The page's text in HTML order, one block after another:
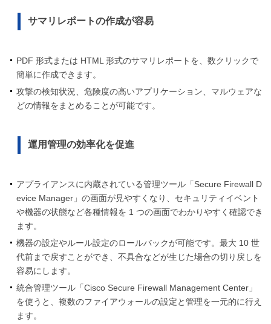
サマリレポートの作成が容易
PDF 形式または HTML 形式のサマリレポートを、数クリックで
簡単に作成できます。
攻撃の検知状況、危険度の高いアプリケーション、マルウェアな
どの情報をまとめることが可能です。
運用管理の効率化を促進
アプライアンスに内蔵されている管理ツール「Secure Firewall D
evice Manager」の画面が見やすくなり、セキュリティイベント
や機器の状態など各種情報を 1 つの画面でわかりやすく確認でき
ます。
機器の設定やルール設定のロールバックが可能です。最大 10 世
代前まで戻すことができ、不具合などが生じた場合の切り戻しを
容易にします。
統合管理ツール「Cisco Secure Firewall Management Center」
を使うと、複数のファイアウォールの設定と管理を一元的に行え
ます。